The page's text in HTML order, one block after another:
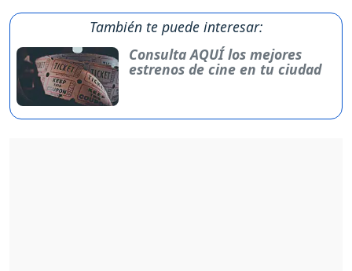
También te puede interesar:
Consulta AQUÍ los mejores
estrenos de cine en tu ciudad